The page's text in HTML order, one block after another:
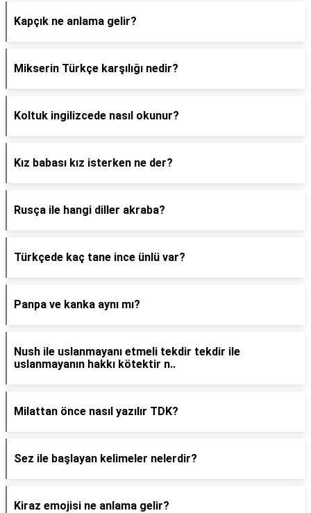
Kapçık ne anlama gelir?
Mikserin Türkçe karşılığı nedir?
Koltuk ingilizcede nasıl okunur?
Kız babası kız isterken ne der?
Rusça ile hangi diller akraba?
Türkçede kaç tane ince ünlü var?
Panpa ve kanka aynı mı?
Nush ile uslanmayanı etmeli tekdir tekdir ile
uslanmayanın hakkı kötektir n..
Milattan önce nasıl yazılır TDK?
Sez ile başlayan kelimeler nelerdir?
Kiraz emojisi ne anlama gelir?